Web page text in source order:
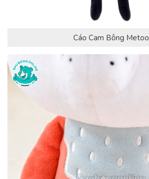
Cáo Cam Bông Metoo